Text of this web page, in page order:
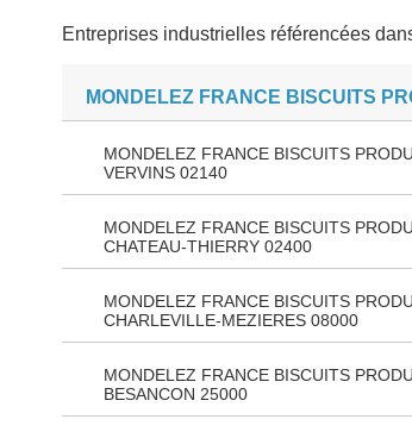
Entreprises industrielles référencées
MONDELEZ FRANCE BISCUITS
MONDELEZ FRANCE BISCUITS
VERVINS 02140
MONDELEZ FRANCE BISCUITS
CHATEAU-THIERRY 02400
MONDELEZ FRANCE BISCUITS
CHARLEVILLE-MEZIERES 08000
MONDELEZ FRANCE BISCUITS
BESANCON 25000